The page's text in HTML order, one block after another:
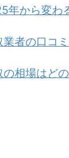
年から変わ
者の口コ
相場はど